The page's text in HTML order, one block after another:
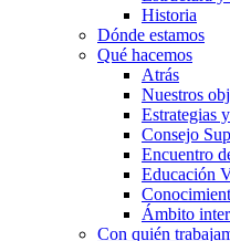
Historia
Dónde estamos
Qué hacemos
Atrás
Nuestros
Estrategias
Consejo
Encuentro
Educación
Ámbito
Con quién